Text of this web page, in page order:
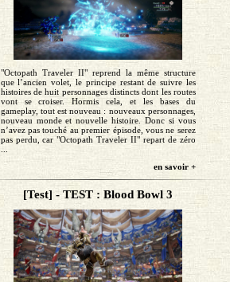
"Octopath Traveler II" reprend la même structure
que l’ancien volet, le principe restant de suivre les
histoires de huit personnages distincts dont les routes
vont se croiser. Hormis cela, et les bases du
gameplay, tout est nouveau : nouveaux personnages,
nouveau monde et nouvelle histoire. Donc si vous
n’avez pas touché au premier épisode, vous ne serez
pas perdu, car "Octopath Traveler II" repart de zéro
en savoir +
[Test] - TEST : Blood Bowl 3